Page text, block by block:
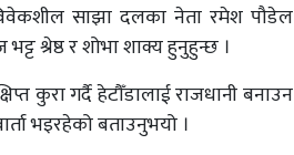
साझा दलका नेता रमेश पौडेल
श्रेष्ठ र शोभा शाक्य हुनुहुन्छ ।
कुरा गर्दै हेटौँडालाई राजधानी बनाउन
भइरहेको बताउनुभयो ।